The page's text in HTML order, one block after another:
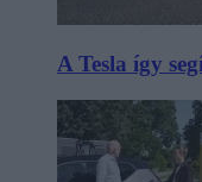
A Tesla így